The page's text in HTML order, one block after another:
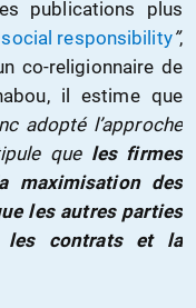
publications plus
responsibility”,
co-religionnaire de
il estime que
adopté l’approche
que les firmes
maximisation des
les autres parties
les contrats et la